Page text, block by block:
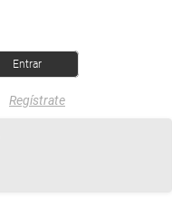
Regístrate